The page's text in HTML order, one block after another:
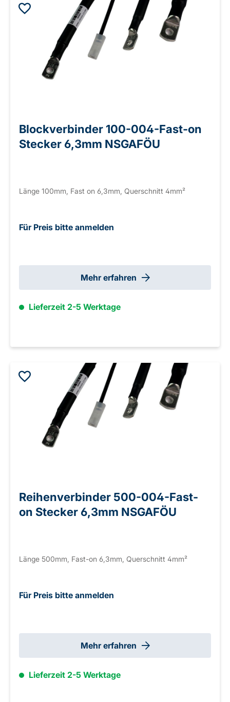
Blockverbinder 100-004-Fast-on
Stecker 6,3mm NSGAFÖU
Länge 100mm, Fast on 6,3mm, Querschnitt 4mm²
Für Preis bitte anmelden
Mehr erfahren
Lieferzeit 2-5 Werktage
Reihenverbinder 500-004-Fast-
on Stecker 6,3mm NSGAFÖU
Länge 500mm, Fast-on 6,3mm, Querschnitt 4mm²
Für Preis bitte anmelden
Mehr erfahren
Lieferzeit 2-5 Werktage